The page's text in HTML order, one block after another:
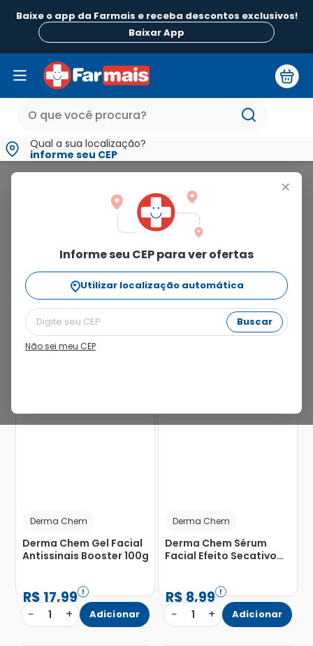
Baixe o app da Farmais e receba descontos exclusivos!
Baixar App
Qual a sua localização?
informe seu CEP
+
Informe seu CEP para ver ofertas
Utilizar localização automática
Buscar
Não sei meu CEP
derma
Ordenar Por
relevância
Derma Chem
Derma Chem Gel Facial
Antissinais Booster 100g
R$17,99
− 1 + Adicionar
Derma Chem
Derma Chem Sérum
Facial Efeito Secativo
R$8,99
− 1 + Adicionar